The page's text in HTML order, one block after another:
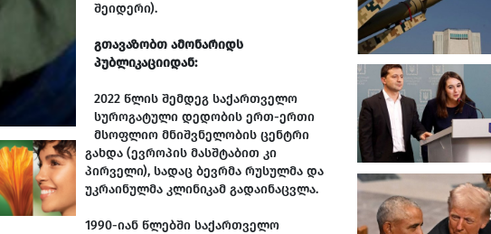
შეიდერი).
გთავაზობთ ამონარიდს
პუბლიკაციიდან:
2022 წლის შემდეგ საქართველო
სუროგატული დედობის ერთ-ერთი
მსოფლიო მნიშვნელობის ცენტრი
გახდა (ევროპის მასშტაბით კი
პირველი), სადაც ბევრმა რუსულმა და
უკრაინულმა კლინიკამ გადაინაცვლა.
1990-იან წლებში საქართველო